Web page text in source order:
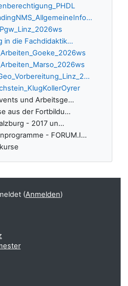
in die Fachdidaktik...
und Arbeitsge...
aus der Fortbildu...
- 2017 un...
- FORUM.I...
(Anmelden)